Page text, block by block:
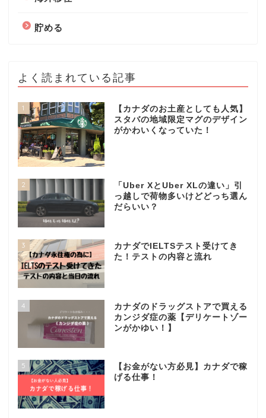
貯める
よく読まれている記事
1
【カナダのお土産としても人気】
スタバの地域限定マグのデザイン
がかわいくなっていた！
2
「Uber XとUber XLの違い」引
っ越しで荷物多いけどどっち選ん
だらいい？
3
カナダでIELTSテスト受けてき
た！テストの内容と流れ
4
カナダのドラッグストアで買える
カンジダ症の薬【デリケートゾー
ンがかゆい！】
5
【お金がない方必見】カナダで稼
げる仕事！